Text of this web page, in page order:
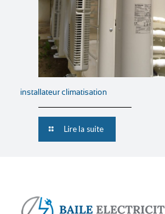
installateur climatisation
Lire la suite